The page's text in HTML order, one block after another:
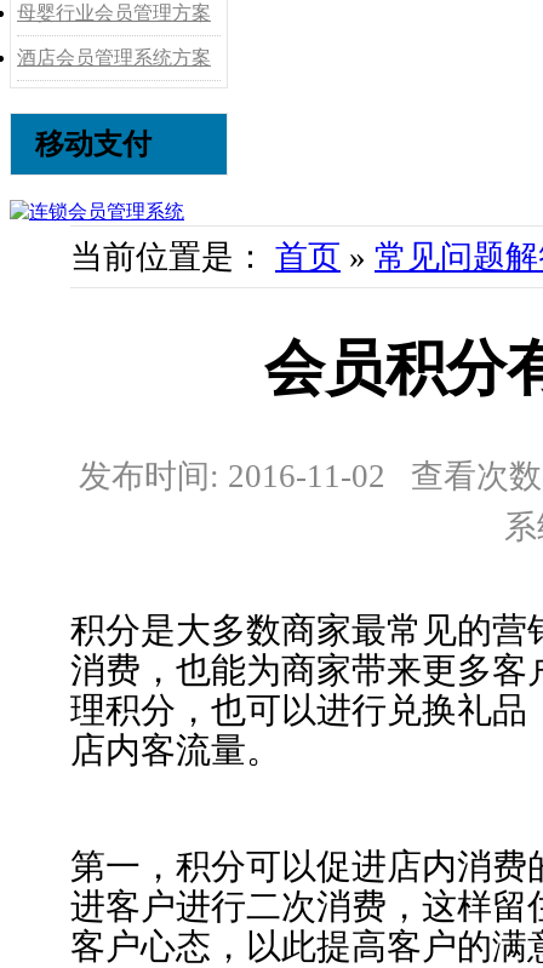
母婴行业会员管理方案
酒店会员管理系统方案
移动支付
当前位置是： 首页 » 常见问题
会员积分
发布时间: 2016-11-02 查看次
积分是大多数商家最常见的
消费，也能为商家带来更多
理积分，也可以进行兑换礼
店内客流量。
第一，积分可以促进店内消
进客户进行二次消费，这样
客户心态，以此提高客户的满